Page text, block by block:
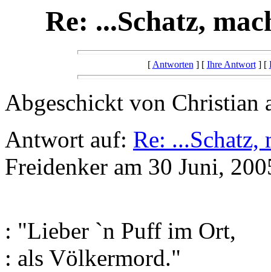
Re: ...Schatz,
[Antworten] [ Ihre Antwort] [
Abgeschickt von Christian
Antwort auf: Re: ...Schatz,
Freidenker am 30 Juni,
: "Lieber `n Puff im Ort,
: als Völkermord."